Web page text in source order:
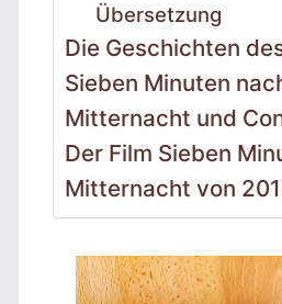
Übersetzung
Die Geschichten
Sieben Minuten
Mitternacht und
Der Film Sieben
Mitternacht von